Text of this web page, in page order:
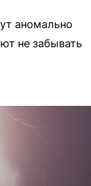
аномально
не забывать